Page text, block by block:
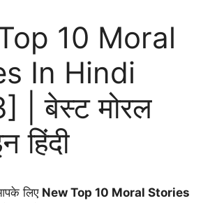
10 Moral
In Hindi
| बेस्ट मोरल
हिंदी
लिए New Top 10 Moral Stories